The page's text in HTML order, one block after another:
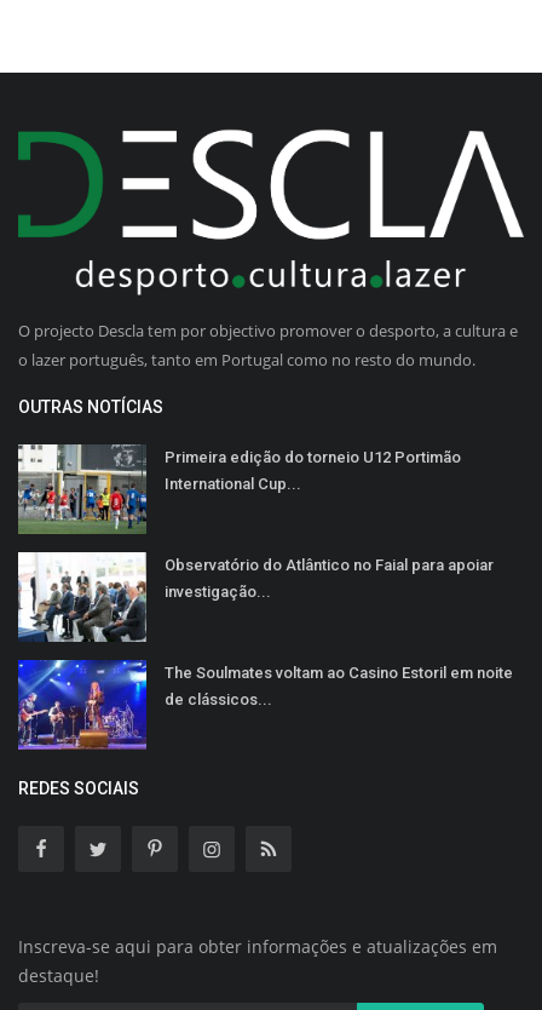
O projecto Descla tem por objectivo promover o desporto, a cultura e
o lazer português, tanto em Portugal como no resto do mundo.
OUTRAS NOTÍCIAS
Primeira edição do torneio U12 Portimão
International Cup...
Observatório do Atlântico no Faial para apoiar
investigação...
The Soulmates voltam ao Casino Estoril em noite
de clássicos...
REDES SOCIAIS
Inscreva-se aqui para obter informações e atualizações em
destaque!